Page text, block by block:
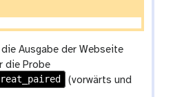
Ausgabe der Webseite
die Probe
(vorwärts und